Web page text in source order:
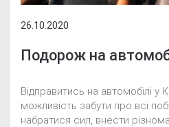
26.10.2020
Подорож на
Відправитись на автомобілі у
можливість забути про всі
набратися сил, внести